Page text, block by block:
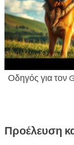
Οδηγός για
Προέλευση